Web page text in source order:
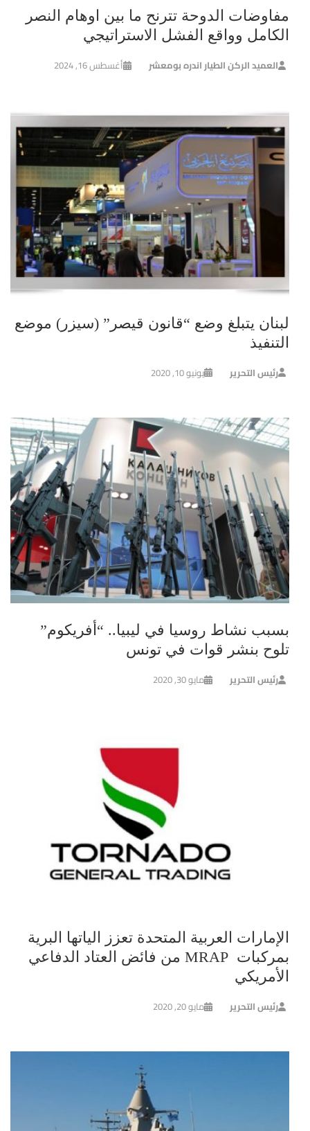
مفاوضات الدوحة تترنح ما بين اوهام النصر
الكامل وواقع الفشل الاستراتيجي
العميد الركن الطيار اندره بومعشر أغسطس 16, 2024
لبنان يتبلغ وضع “قانون قيصر” (سيزر) موضع
التنفيذ
رئيس التحرير يونيو 10, 2020
بسبب نشاط روسيا في ليبيا.. “أفريكوم”
تلوح بنشر قوات في تونس
رئيس التحرير مايو 30, 2020
الإمارات العربية المتحدة تعزز الياتها البرية
بمركبات MRAP من فائض العتاد الدفاعي
الأمريكي
رئيس التحرير مايو 20, 2020